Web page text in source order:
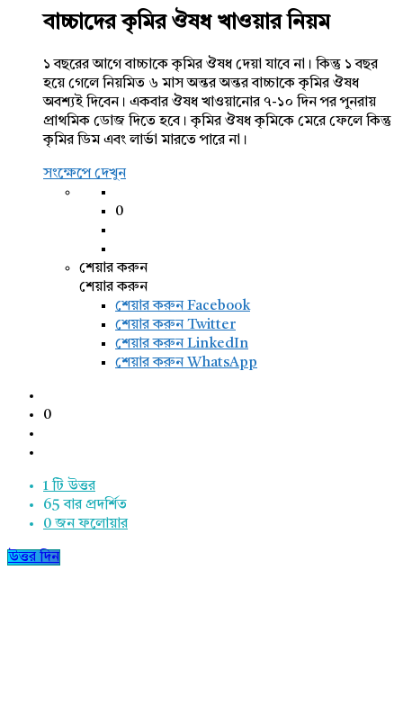
বাচ্চাদের কৃমির ঔষধ খাওয়ার নিয়ম
১ বছরের আগে বাচ্চাকে কৃমির ঔষধ দেয়া যাবে না। কিন্তু ১ বছর
হয়ে গেলে নিয়মিত ৬ মাস অন্তর অন্তর বাচ্চাকে কৃমির ঔষধ
অবশ্যই দিবেন। একবার ঔষধ খাওয়ানোর ৭-১০ দিন পর পুনরায়
প্রাথমিক ডোজ দিতে হবে। কৃমির ঔষধ কৃমিকে মেরে ফেলে কিন্তু
কৃমির ডিম এবং লার্ভা মারতে পারে না।
সংক্ষেপে দেখুন
0
শেয়ার করুন
শেয়ার করুন
শেয়ার করুনFacebook
শেয়ার করুন Twitter
শেয়ার করুন LinkedIn
শেয়ার করুন WhatsApp
0
1 টি উত্তর
65বার প্রদর্শিত
0 জন ফলোয়ার
উত্তর দিন